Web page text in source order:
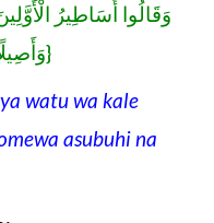
وَقَالُوا أَسَاطِيرُ
وَأَصِيلًا} الفرقان:5}
watu wa kale
asubuhi na